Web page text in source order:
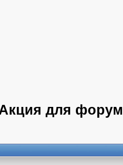
для